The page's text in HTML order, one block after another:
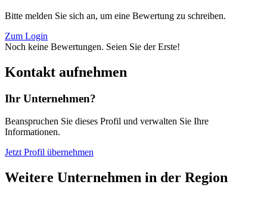
Bitte melden Sie sich an, um eine Bewertung zu schreiben.
Zum Login
Noch keine Bewertungen. Seien Sie der Erste!
Kontakt aufnehmen
Ihr Unternehmen?
Beanspruchen Sie dieses Profil und verwalten Sie Ihre
Informationen.
Jetzt Profil übernehmen
Weitere Unternehmen in der Region